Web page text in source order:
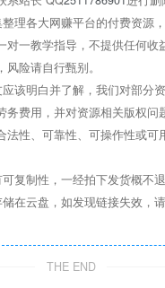
理各大网赚平台的付费资源
对一教学指导，不提供任何收
险请自行甄别。
该明白并了解，我们对部分
务费用，并对资源相关版权问
法性、可靠性、可操作性或可
复制性，一经拍下发货概不退
在云盘，如发现链接失效，
THE END